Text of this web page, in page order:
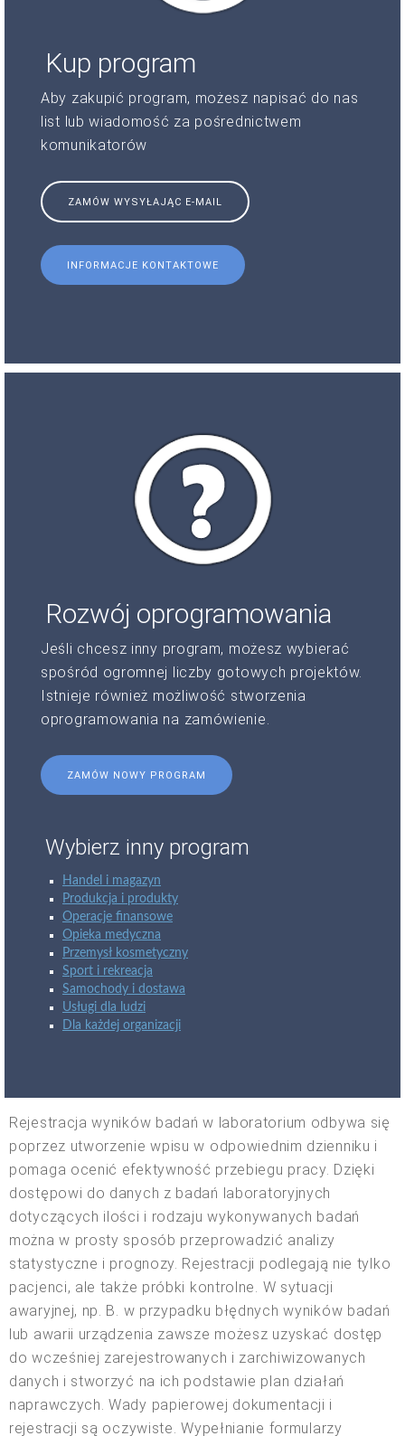
Kup program
Aby zakupić program, możesz napisać do nas
list lub wiadomość za pośrednictwem
komunikatorów
ZAMÓW WYSYŁAJĄC E-MAIL
INFORMACJE KONTAKTOWE
Rozwój oprogramowania
Jeśli chcesz inny program, możesz wybierać
spośród ogromnej liczby gotowych projektów.
Istnieje również możliwość stworzenia
oprogramowania na zamówienie.
ZAMÓW NOWY PROGRAM
Wybierz inny program
Handel i magazyn
Produkcja i produkty
Operacje finansowe
Opieka medyczna
Przemysł kosmetyczny
Sport i rekreacja
Samochody i dostawa
Usługi dla ludzi
Dla każdej organizacji
Rejestracja wyników badań w laboratorium odbywa się
poprzez utworzenie wpisu w odpowiednim dzienniku i
pomaga ocenić efektywność przebiegu pracy. Dzięki
dostępowi do danych z badań laboratoryjnych
dotyczących ilości i rodzaju wykonywanych badań
można w prosty sposób przeprowadzić analizy
statystyczne i prognozy. Rejestracji podlegają nie tylko
pacjenci, ale także próbki kontrolne. W sytuacji
awaryjnej, np. B. w przypadku błędnych wyników badań
lub awarii urządzenia zawsze możesz uzyskać dostęp
do wcześniej zarejestrowanych i zarchiwizowanych
danych i stworzyć na ich podstawie plan działań
naprawczych. Wady papierowej dokumentacji i
rejestracji są oczywiste. Wypełnianie formularzy